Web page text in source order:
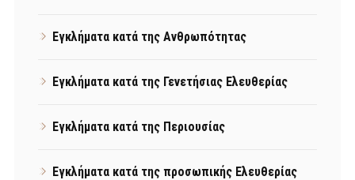
Εγκλήματα κατά της Ανθρωπότητας
Εγκλήματα κατά της Γενετήσιας Ελευθερίας
Εγκλήματα κατά της Περιουσίας
Εγκλήματα κατά της προσωπικής Ελευθερίας